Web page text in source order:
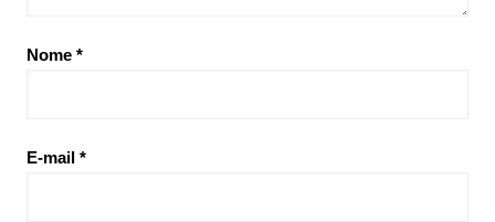
Nome *
E-mail *